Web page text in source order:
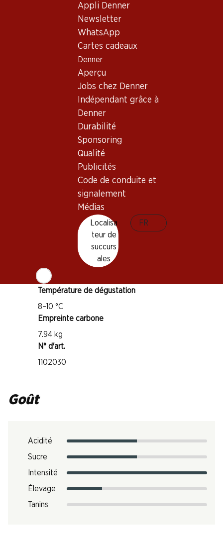
Appli Denner
Newsletter
WhatsApp
Cartes cadeaux
Denner
Aperçu
Jobs chez Denner
Indépendant grâce à
Denner
Durabilité
Sponsoring
Qualité
Publicités
Code de conduite et
signalement
Médias
Localisa
teur de
succurs
ales
FR
Bon à savoir
Température de dégustation
8–10 °C
Empreinte carbone
7.94 kg
N° d'art.
1102030
Goût
Acidité
Sucre
Intensité
Élevage
Tanins